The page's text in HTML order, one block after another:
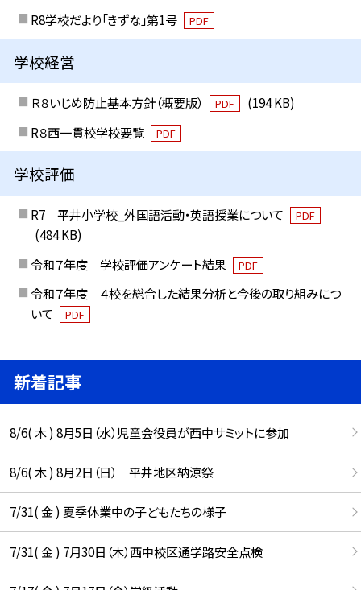
R8学校だより「きずな」第1号 PDF
学校経営
Ｒ８いじめ防止基本方針（概要版） PDF
(194 KB)
R８西一貫校学校要覧
PDF
学校評価
R7 平井小学校_外国語活動・英語授業について PDF
(484 KB)
令和７年度 学校評価アンケート結果
PDF
令和７年度 ４校を総合した結果分析と今後の取り組みにつ
いて
PDF
新着記事
8/6( 木 ) 8月5日（水）児童会役員が西中サミットに参加
8/6( 木 ) 8月2日（日） 平井地区納涼祭
7/31( 金 ) 夏季休業中の子どもたちの様子
7/31( 金 ) 7月30日（木）西中校区通学路安全点検